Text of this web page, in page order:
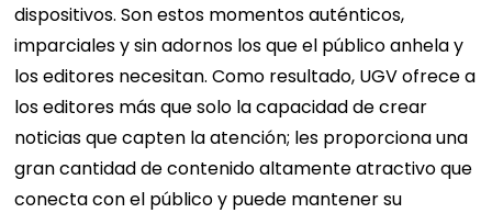
dispositivos. Son estos momentos auténticos,
imparciales y sin adornos los que el público anhela y
los editores necesitan. Como resultado, UGV ofrece a
los editores más que solo la capacidad de crear
noticias que capten la atención; les proporciona una
gran cantidad de contenido altamente atractivo que
conecta con el público y puede mantener su